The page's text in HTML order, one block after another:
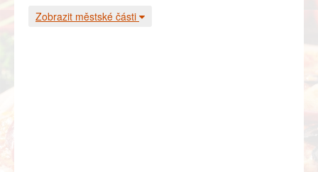
Zobrazit městské části